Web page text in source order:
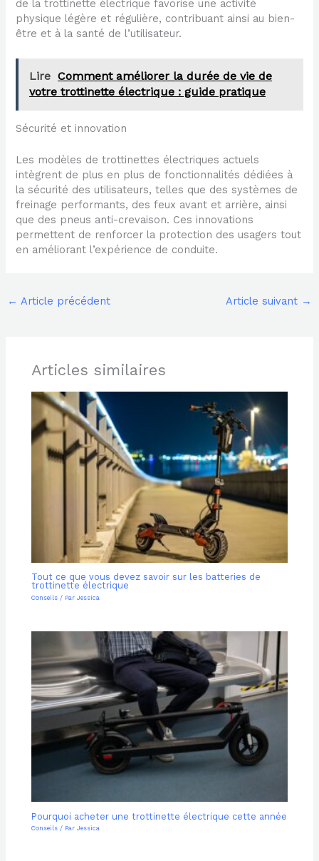
de la trottinette électrique favorise une activité
physique légère et régulière, contribuant ainsi au bien-
être et à la santé de l’utilisateur.
Lire Comment améliorer la durée de vie de
votre trottinette électrique : guide pratique
Sécurité et innovation
Les modèles de trottinettes électriques actuels
intègrent de plus en plus de fonctionnalités dédiées à
la sécurité des utilisateurs, telles que des systèmes de
freinage performants, des feux avant et arrière, ainsi
que des pneus anti-crevaison. Ces innovations
permettent de renforcer la protection des usagers tout
en améliorant l’expérience de conduite.
← Article précédent Article suivant →
Articles similaires
Tout ce que vous devez savoir sur les batteries de
trottinette électrique
Conseils / ParJessica
Pourquoi acheter une trottinette électrique cette année
Conseils / ParJessica